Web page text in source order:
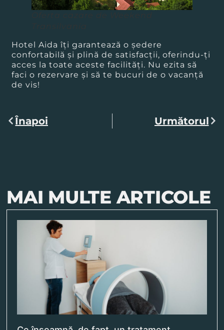
Hotel Aida îți garantează o ședere
confortabilă și plină de satisfacții, oferindu-ți
acces la toate aceste facilități. Nu ezita să
faci o rezervare și să te bucuri de o vacanță
de vis!
Înapoi Următorul
MAI MULTE ARTICOLE